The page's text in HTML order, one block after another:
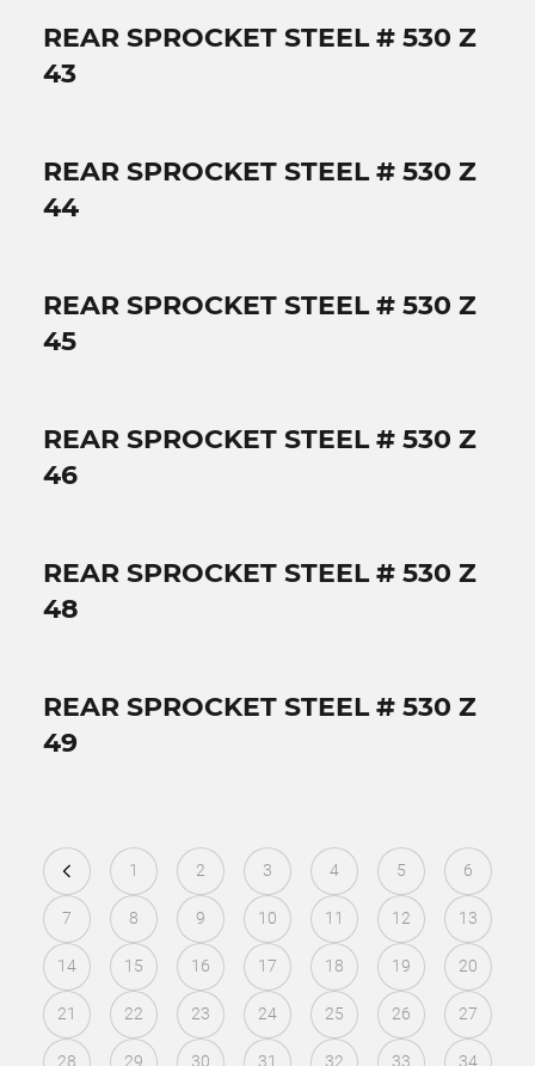
REAR SPROCKET STEEL # 530 Z
43
REAR SPROCKET STEEL # 530 Z
44
REAR SPROCKET STEEL # 530 Z
45
REAR SPROCKET STEEL # 530 Z
46
REAR SPROCKET STEEL # 530 Z
48
REAR SPROCKET STEEL # 530 Z
49
1 2 3 4 5 6
7 8 9 10 11 12 13
14 15 16 17 18 19 20
21 22 23 24 25 26 27
28 29 30 31 32 33 34